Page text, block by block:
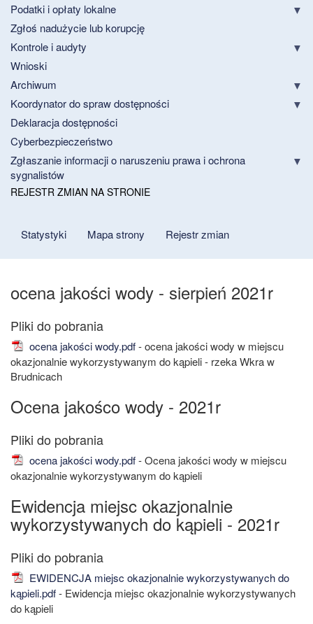
Podatki i opłaty lokalne
Zgłoś nadużycie lub korupcję
Kontrole i audyty
Wnioski
Archiwum
Koordynator do spraw dostępności
Deklaracja dostępności
Cyberbezpieczeństwo
Zgłaszanie informacji o naruszeniu prawa i ochrona
sygnalistów
REJESTR ZMIAN NA STRONIE
Statystyki Mapa strony Rejestr zmian
ocena jakości wody - sierpień 2021r
ocena jakości wody.pdf- ocena jakości wody w miejscu
okazjonalnie wykorzystywanym do kąpieli - rzeka Wkra w
Brudnicach
Ocena jakośco wody - 2021r
ocena jakości wody.pdf- Ocena jakości wody w miejscu
okazjonalnie wykorzystywanym do kąpieli
Ewidencja miejsc okazjonalnie
wykorzystywanych do kąpieli - 2021r
EWIDENCJA miejsc okazjonalnie wykorzystywanych do
kąpieli.pdf- Ewidencja miejsc okazjonalnie wykorzystywanych
do kąpieli